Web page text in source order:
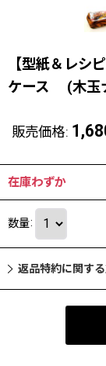
【型紙＆レシ
ケース (木玉
販売価格:
在庫わずか
数量:
返品特約に関す